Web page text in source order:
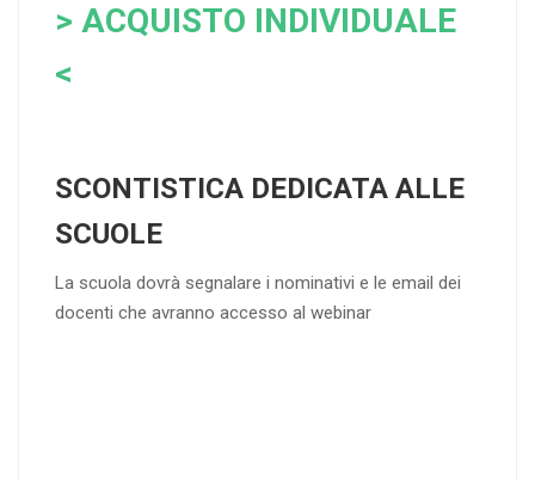
> ACQUISTO INDIVIDUALE
<
SCONTISTICA DEDICATA ALLE
SCUOLE
La scuola dovrà segnalare i nominativi e le email dei
docenti che avranno accesso al webinar